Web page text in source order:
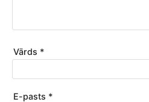
Vārds *
E-pasts *